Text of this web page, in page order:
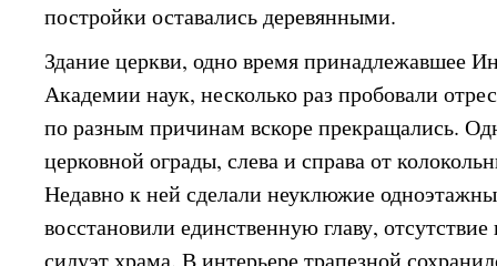
постройки оставались деревянными.
Здание церкви, одно время принадлежавшее
Академии наук, несколько раз пробовали
по разным причинам вскоре прекращались.
церковной ограды, слева и справа от
Недавно к ней сделали неуклюжие
восстановили единственную главу,